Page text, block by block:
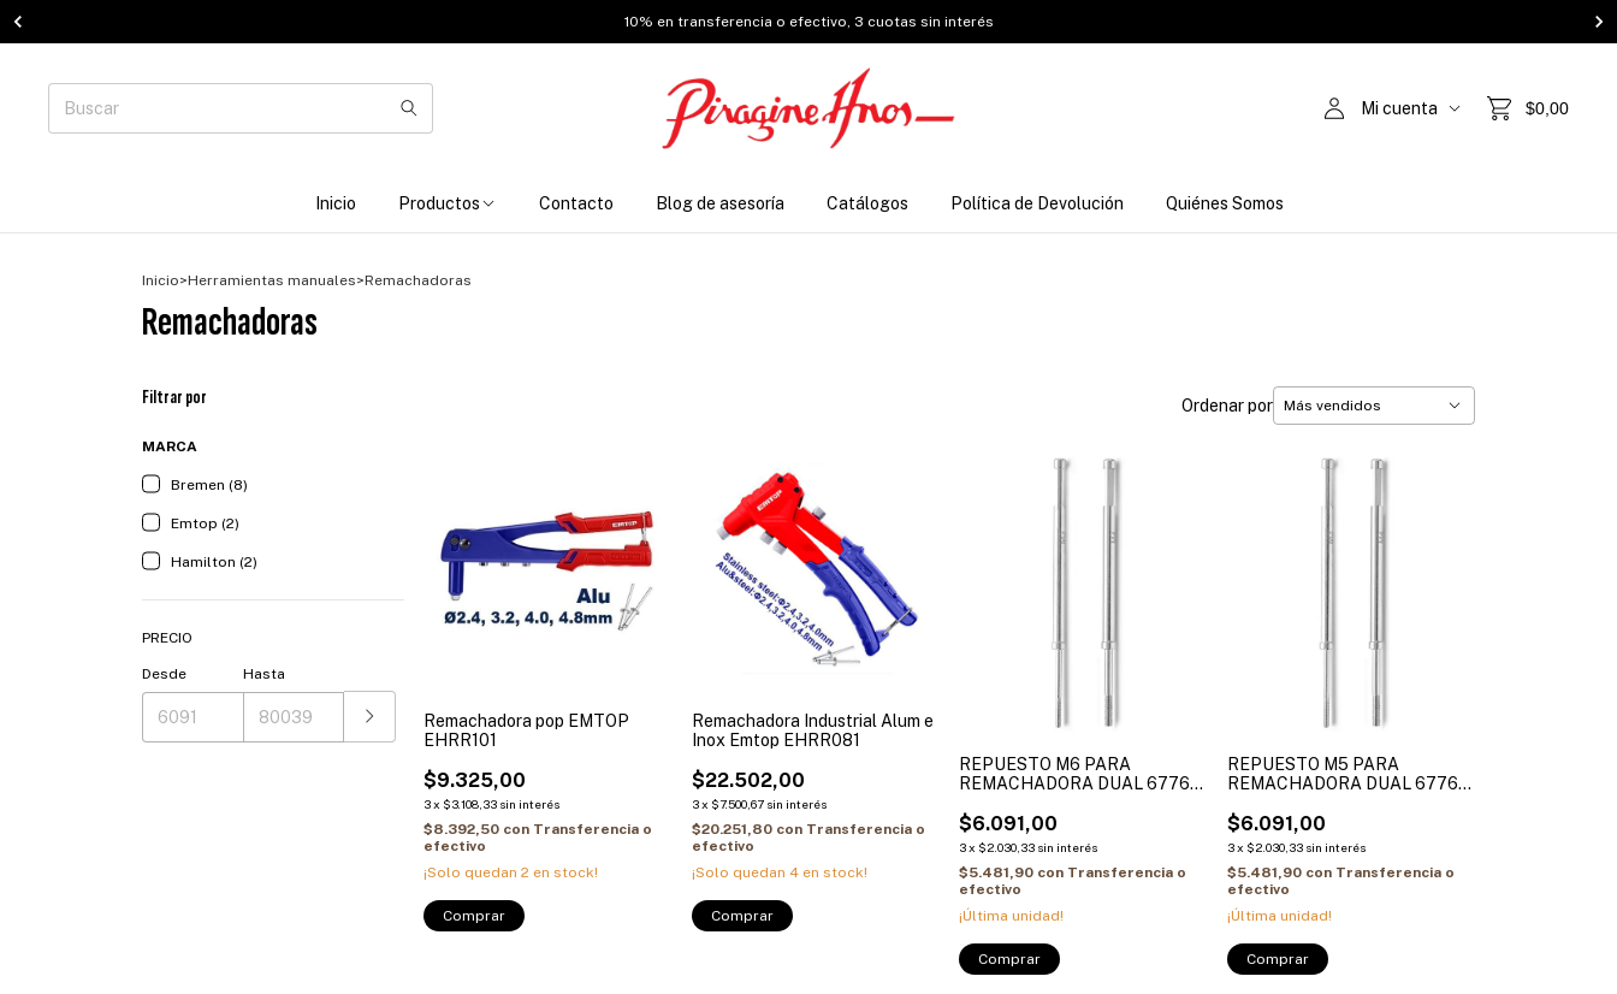
10% en transferencia o efectivo, 3 cuotas sin interés
Mi cuenta $0,00
Inicio Productos Contacto Blog de asesoría Catálogos Política de Devolución Quiénes Somos
Inicio>Herramientas manuales>Remachadoras
Remachadoras
Filtrar por
MARCA
Bremen (8)
Emtop (2)
Hamilton (2)
PRECIO
Desde Hasta
Ordenar por
Remachadora pop EMTOP
EHRR101
$9.325,00
3x $3.108,33 sin interés
$8.392,50 con Transferencia o
efectivo
¡Solo quedan2 en stock!
Remachadora Industrial Alum e
Inox Emtop EHRR081
$22.502,00
3x $7.500,67 sin interés
$20.251,80 con Transferencia o
efectivo
¡Solo quedan 4en stock!
REPUESTO M6 PARA
REMACHADORA DUAL 6776
$6.091,00
3x $2.030,33 sin interés
$5.481,90 con Transferencia o
efectivo
¡Última unidad!
REPUESTO M5 PARA
REMACHADORA DUAL 6776
$6.091,00
3 x $2.030,33 sin interés
$5.481,90 con Transferencia o
efectivo
¡Última unidad!